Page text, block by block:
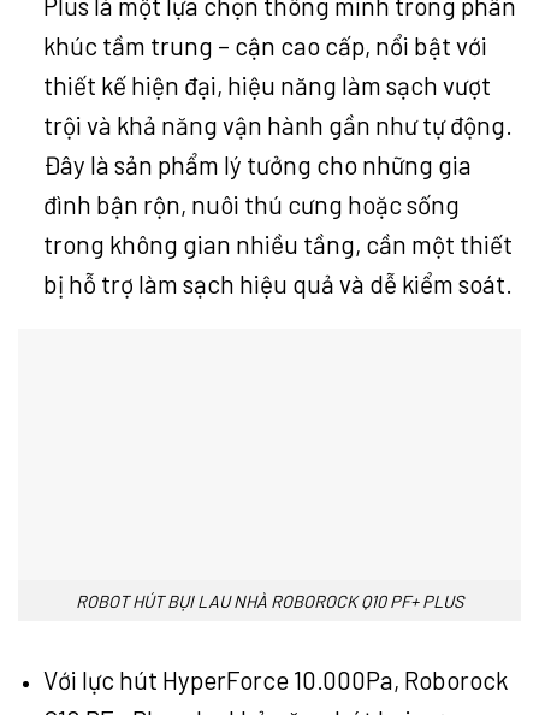
khúc tầm trung – cận cao cấp, nổi bật với
thiết kế hiện đại, hiệu năng làm sạch vượt
trội và khả năng vận hành gần như tự động.
Đây là sản phẩm lý tưởng cho những gia
đình bận rộn, nuôi thú cưng hoặc sống
trong không gian nhiều tầng, cần một thiết
bị hỗ trợ làm sạch hiệu quả và dễ kiểm soát.
ROBOT HÚT BỤI LAU NHÀ ROBOROCK Q10 PF+ PLUS
Với lực hút HyperForce 10.000Pa, Roborock